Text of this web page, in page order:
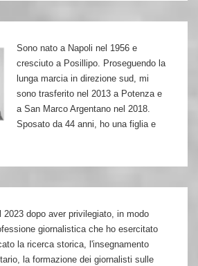
Sono nato a Napoli nel 1956 e
cresciuto a Posillipo. Proseguendo la
lunga marcia in direzione sud, mi
sono trasferito nel 2013 a Potenza e
a San Marco Argentano nel 2018.
Sposato da 44 anni, ho una figlia e
2023 dopo aver privilegiato, in modo
giornalistica che ho esercitato
la ricerca storica, l'insegnamento
la formazione dei giornalisti sulle